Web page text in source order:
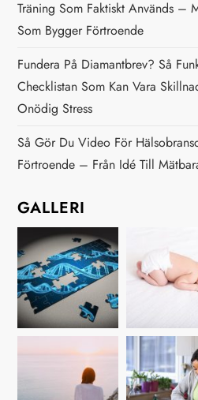
g
e
r
i
n
g
Träning Som Faktiskt Används –
Som Bygger Förtroende
Fundera På Diamantbrev? Så
Checklistan Som Kan Vara
Onödig Stress
Så Gör Du Video För
Förtroende – Från Idé Till
GALLERI